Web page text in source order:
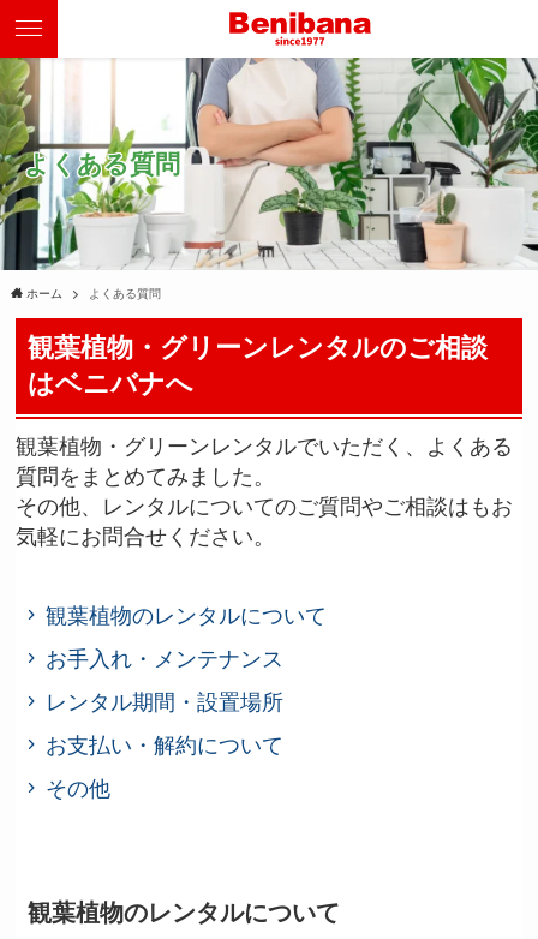
よくある質問
ホーム よくある質問
観葉植物・グリーンレンタルのご相談
はベニバナへ
観葉植物・グリーンレンタルでいただく、よくある
質問をまとめてみました。
その他、レンタルについてのご質問やご相談はもお
気軽にお問合せください。
観葉植物のレンタルについて
お手入れ・メンテナンス
レンタル期間・設置場所
お支払い・解約について
その他
観葉植物のレンタルについて